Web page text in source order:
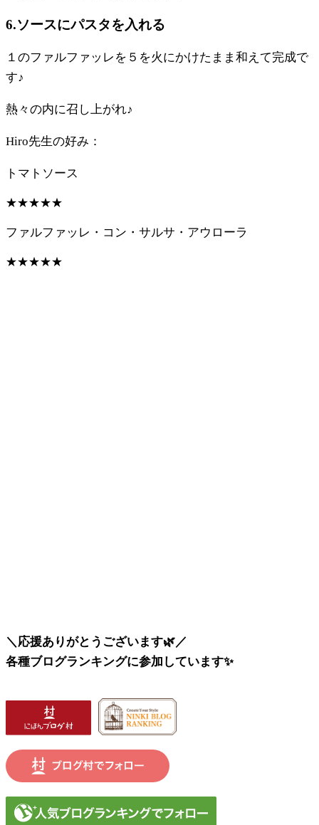
6.ソースにパスタを入れる
１のファルファッレを５を火にかけたまま和えて完成で
す♪
熱々の内に召し上がれ♪
Hiro先生の好み：
トマトソース
★★★★★
ファルファッレ・コン・サルサ・アウローラ
★★★★★
＼応援ありがとうございます🌿／
各種ブログランキングに参加しています✨